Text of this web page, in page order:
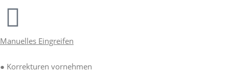
Manuelles Eingreifen
● Korrekturen vornehmen